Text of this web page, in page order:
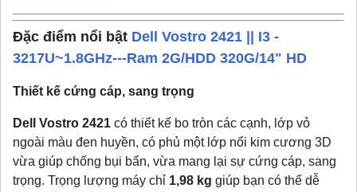
Đặc điểm nổi bật Dell Vostro 2421 || I3 -
3217U~1.8GHz---Ram 2G/HDD 320G/14" HD
Thiết kế cứng cáp, sang trọng
Dell Vostro 2421 có thiết kế bo tròn các cạnh, lớp vỏ
ngoài màu đen huyền, có phủ một lớp nổi kim cương 3D
vừa giúp chống bụi bẩn, vừa mang lại sự cứng cáp, sang
trọng. Trọng lượng máy chỉ 1,98 kg giúp bạn có thể dễ